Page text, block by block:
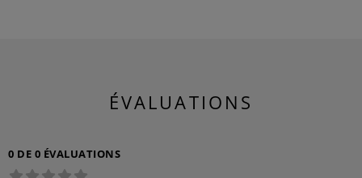
ÉVALUATIONS
0 DE 0 ÉVALUATIONS